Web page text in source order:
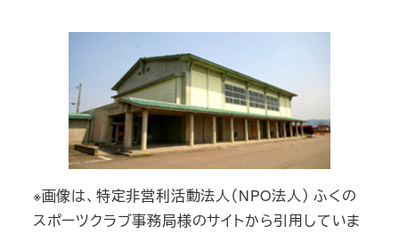
※画像は、特定非営利活動法人（NPO法人） ふくの
スポーツクラブ事務局様のサイトから引用していま